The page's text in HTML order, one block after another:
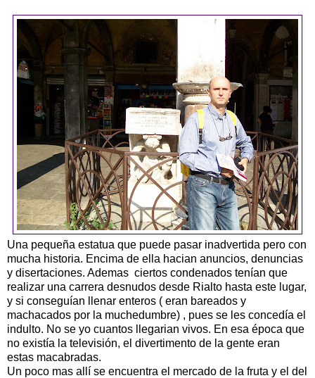
Una pequeña estatua que puede pasar inadvertida pero con
mucha historia. Encima de ella hacian anuncios, denuncias
y disertaciones. Ademas ciertos condenados tenían que
realizar una carrera desnudos desde Rialto hasta este lugar,
y si conseguían llenar enteros ( eran bareados y
machacados por la muchedumbre) , pues se les concedía el
indulto. No se yo cuantos llegarian vivos. En esa época que
no existía la televisión, el divertimento de la gente eran
estas macabradas.
Un poco mas allí se encuentra el mercado de la fruta y el del